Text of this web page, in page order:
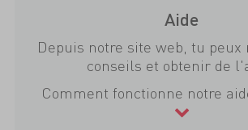
Aide
Depuis notre site web, tu peux
conseils et obtenir de
Comment fonctionne notre